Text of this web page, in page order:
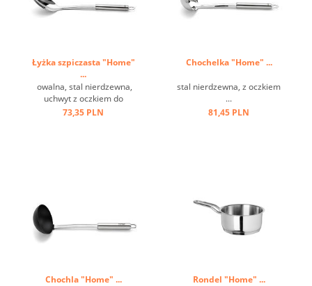
Łyżka szpiczasta "Home"
...
owalna, stal nierdzewna,
uchwyt z oczkiem do
zawieszenia ...
73,35 PLN
Chochelka "Home" ...
stal nierdzewna, z oczkiem
...
81,45 PLN
Chochla "Home" ... Rondel "Home" ...